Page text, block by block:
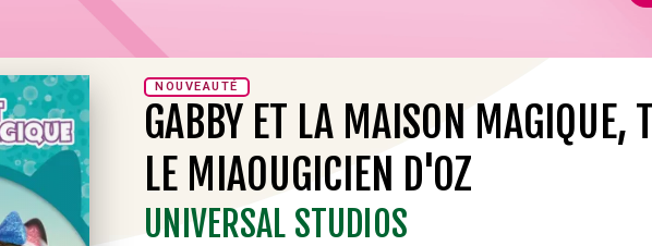
NOUVEAUTÉ
GABBY ET LA MAISON
LE MIAOUGICIEN D'OZ
UNIVERSAL STUDIOS